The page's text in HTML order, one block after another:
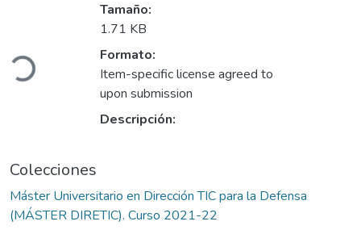
Cargando...
Tamaño:
1.71 KB
Formato:
Item-specific license agreed to
upon submission
Descripción:
Colecciones
Máster Universitario en Dirección TIC para la Defensa
(MÁSTER DIRETIC). Curso 2021-22